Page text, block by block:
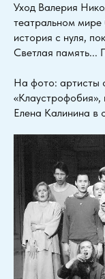
Уход Валерия
театральном мире
история с нуля,
Светлая память...
На фото: артисты
«Клаустрофобия»,
Елена Калинина в